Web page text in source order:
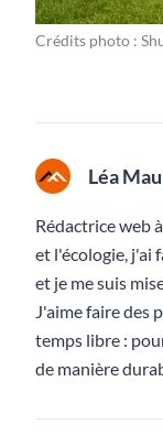
Crédits photo :
Léa
Rédactrice web
et l'écologie, j'ai
et je me suis
J'aime faire des
temps libre :
de manière